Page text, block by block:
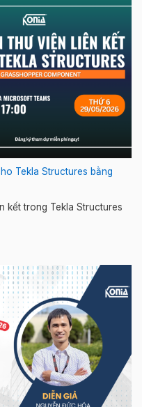
Tekla Structures bằng
kết trong Tekla Structures